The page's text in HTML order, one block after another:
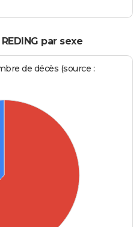
par sexe
de décès (source :